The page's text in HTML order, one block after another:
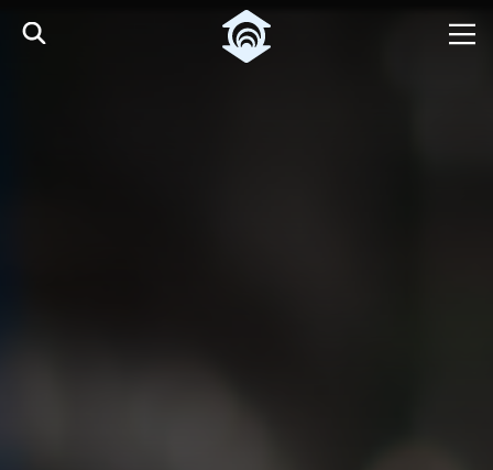
Pular para o Conteúdo principal